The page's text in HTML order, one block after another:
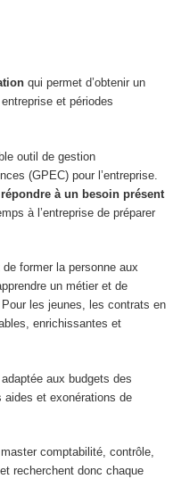
qui permet d’obtenir un
et périodes
outil de gestion
(GPEC) pour l’entreprise.
répondre à un besoin présent
à l’entreprise de préparer
de former la personne aux
un métier et de
les jeunes, les contrats en
enrichissantes et
aux budgets des
et exonérations de
comptabilité, contrôle,
recherchent donc chaque